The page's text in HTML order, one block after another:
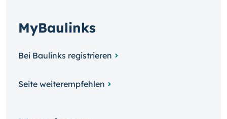
MyBaulinks
Bei Baulinks registrieren
Seite weiterempfehlen